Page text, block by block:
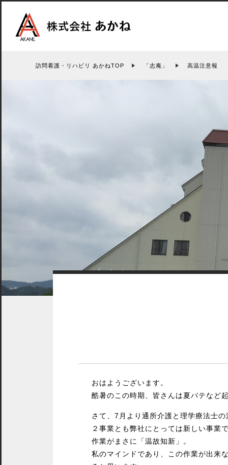
訪問看護・リハビリ あかねTOP 「志庵」 高温注意報
おはようございます。
酷暑のこの時期、皆さんは夏バテなど
さて、7月より通所介護と理学療法士
２事業とも弊社にとっては新しい事業
作業がまさに「温故知新」。
私のマインドであり、この作業が出来